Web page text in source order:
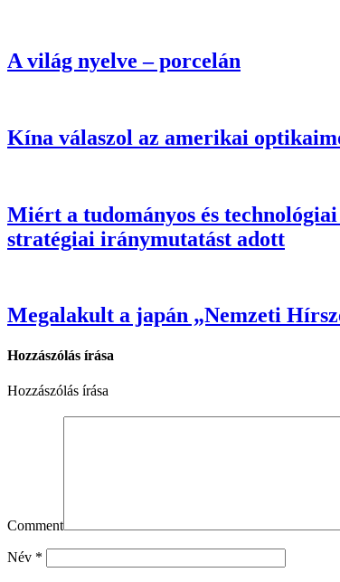
A világ nyelve – porcelán
Kína válaszol az amerikai
Miért a tudományos és
stratégiai iránymutatást adott
Megalakult a japán „Nemzeti
Hozzászólás írása
Hozzászólás írása
Comment
Név *